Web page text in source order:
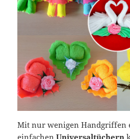
Mit nur wenigen Handgriffen